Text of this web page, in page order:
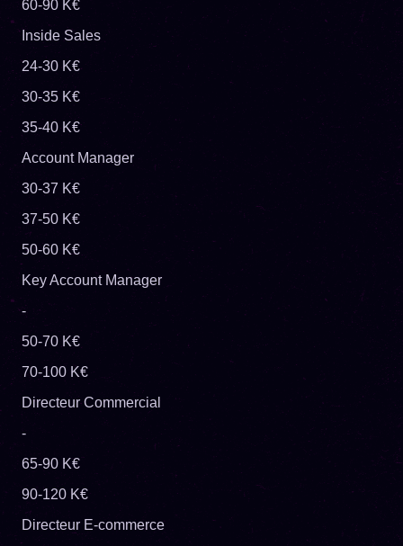
60-90 K€
Inside Sales
24-30 K€
30-35 K€
35-40 K€
Account Manager
30-37 K€
37-50 K€
50-60 K€
Key Account Manager
-
50-70 K€
70-100 K€
Directeur Commercial
-
65-90 K€
90-120 K€
Directeur E-commerce